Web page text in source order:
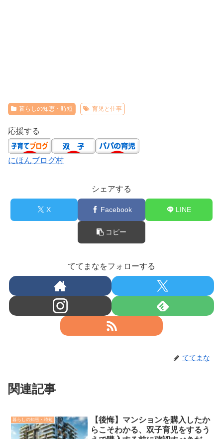
暮らしの知恵・時短 育児と仕事
応援する
にほんブログ村
シェアする
X Facebook LINE
コピー
ててまなをフォローする
ててまな
関連記事
暮らしの知恵・時短
【後悔】マンションを購入したか
らこそわかる、双子育児をするう